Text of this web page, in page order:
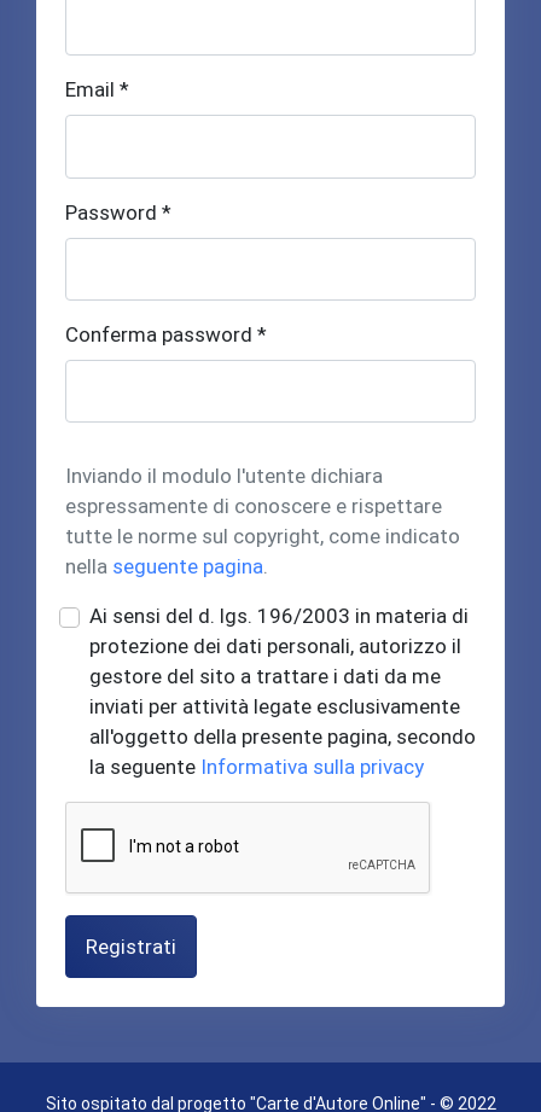
Email *
Password *
Conferma password *
Inviando il modulo l'utente dichiara
espressamente di conoscere e rispettare
tutte le norme sul copyright, come indicato
nella seguente pagina.
Ai sensi del d. lgs. 196/2003 in materia di
protezione dei dati personali, autorizzo il
gestore del sito a trattare i dati da me
inviati per attività legate esclusivamente
all'oggetto della presente pagina, secondo
la seguente Informativa sulla privacy
Registrati
Sito ospitato dal progetto "Carte d'Autore Online" - © 2022